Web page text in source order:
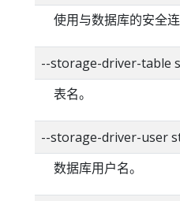
使用与数据库的安全连
--storage-driver-
表名。
--storage-driver-user
数据库用户名。